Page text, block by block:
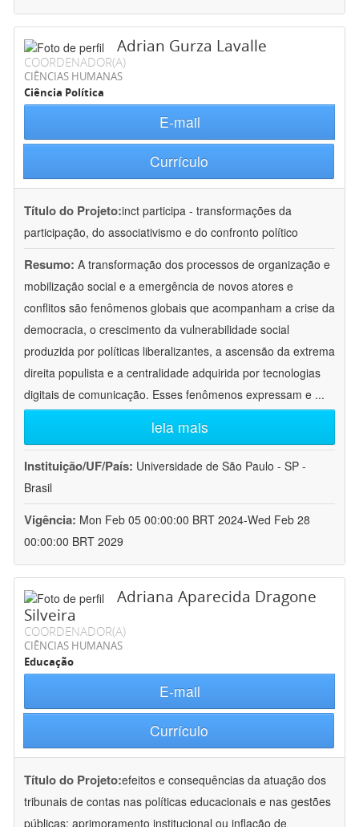
Adrian Gurza Lavalle
COORDENADOR(A)
CIÊNCIAS HUMANAS
Ciência Política
E-mail
Currículo
Título do Projeto:inct participa - transformações da
participação, do associativismo e do confronto político
Resumo: A transformação dos processos de organização e
mobilização social e a emergência de novos atores e
conflitos são fenômenos globais que acompanham a crise da
democracia, o crescimento da vulnerabilidade social
produzida por políticas liberalizantes, a ascensão da extrema
direita populista e a centralidade adquirida por tecnologias
digitais de comunicação. Esses fenômenos expressam e ...
leia mais
Instituição/UF/País: Universidade de São Paulo - SP -
Brasil
Vigência: Mon Feb 05 00:00:00 BRT 2024-Wed Feb 28
00:00:00 BRT 2029
Adriana Aparecida Dragone
Silveira
COORDENADOR(A)
CIÊNCIAS HUMANAS
Educação
E-mail
Currículo
Título do Projeto:efeitos e consequências da atuação dos
tribunais de contas nas políticas educacionais e nas gestões
públicas: aprimoramento institucional ou inflação de